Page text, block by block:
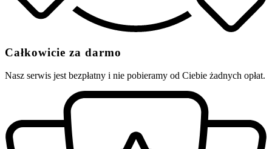
Całkowicie za darmo
Nasz serwis jest bezpłatny i nie pobieramy od Ciebie żadnych opłat.